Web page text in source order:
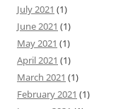
July 2021 (1)
June 2021 (1)
May 2021 (1)
April 2021 (1)
March 2021 (1)
February 2021 (1)